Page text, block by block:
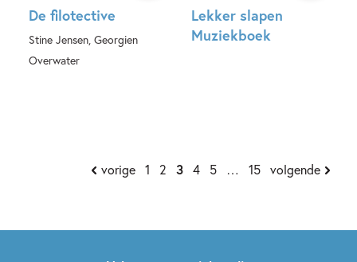
De filotective
Stine Jensen, Georgien
Overwater
Lekker slapen
Muziekboek
vorige 1 2 3 4 5 … 15 volgende